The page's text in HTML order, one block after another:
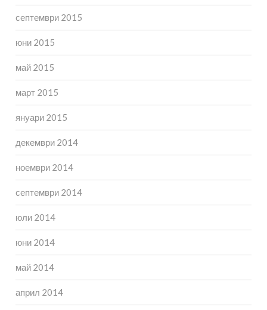
септември 2015
юни 2015
май 2015
март 2015
януари 2015
декември 2014
ноември 2014
септември 2014
юли 2014
юни 2014
май 2014
април 2014